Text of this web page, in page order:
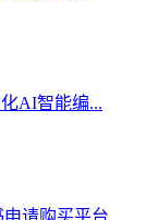
AI智能编...
请购买平台...